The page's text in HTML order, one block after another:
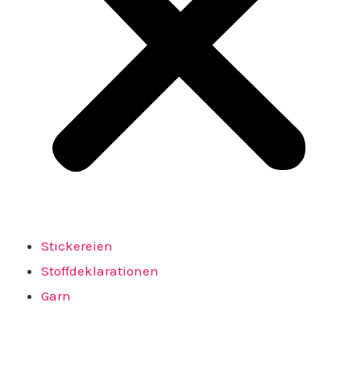
Stickereien
Stoffdeklarationen
Garn